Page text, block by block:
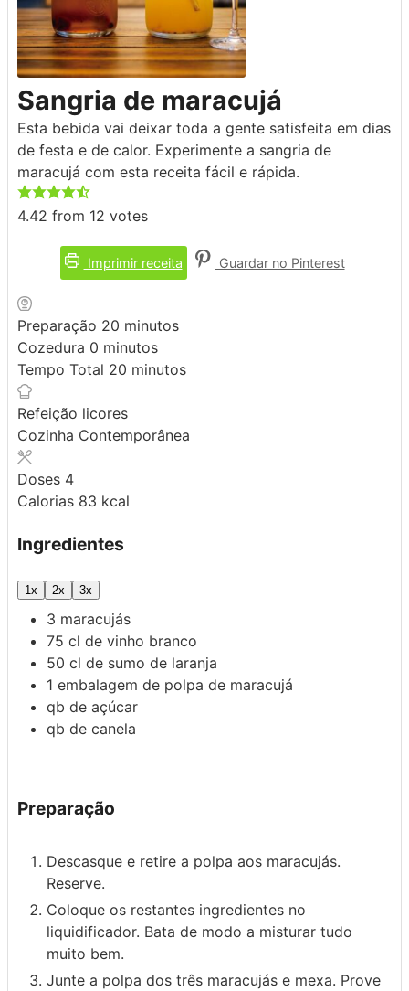
Sangria de maracujá
Esta bebida vai deixar toda a gente satisfeita em dias
de festa e de calor. Experimente a sangria de
maracujá com esta receita fácil e rápida.
4.42 from 12 votes
Imprimir receita Guardar no Pinterest
Preparação 20 minutos
minutos
Cozedura 0 minutos
minutos
Tempo Total 20 minutos
minutos
Refeição licores
Cozinha Contemporânea
Doses 4
Calorias 83 kcal
Ingredientes
1x 2x 3x
3 maracujás
75 cl de vinho branco
50 cl de sumo de laranja
1 embalagem de polpa de maracujá
qb de açúcar
qb de canela
Preparação
Descasque e retire a polpa aos maracujás.
Reserve.
Coloque os restantes ingredientes no
liquidificador. Bata de modo a misturar tudo
muito bem.
Junte a polpa dos três maracujás e mexa. Prove